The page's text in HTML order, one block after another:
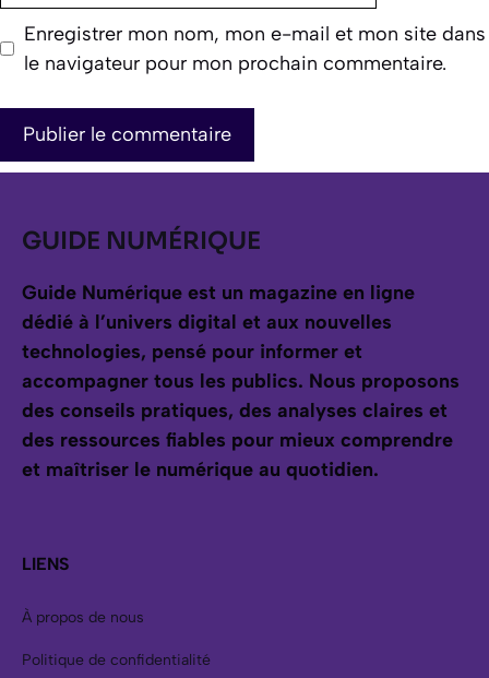
Enregistrer mon nom, mon e-mail et mon site dans
le navigateur pour mon prochain commentaire.
GUIDE NUMÉRIQUE
Guide Numérique est un magazine en ligne
dédié à l’univers digital et aux nouvelles
technologies, pensé pour informer et
accompagner tous les publics. Nous proposons
des conseils pratiques, des analyses claires et
des ressources fiables pour mieux comprendre
et maîtriser le numérique au quotidien.
LIENS
À propos de nous
Politique de confidentialité